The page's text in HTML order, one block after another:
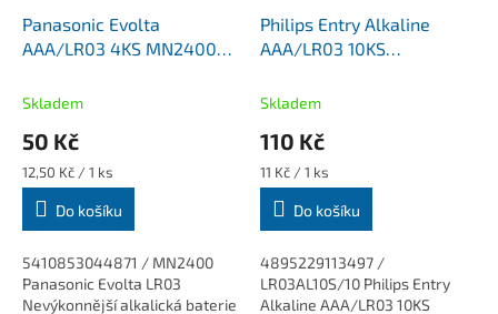
Panasonic Evolta
AAA/LR03 4KS MN2400
baterie
Skladem
50 Kč
Měrná
cena:
12,50 Kč / 1 ks
Do košíku
5410853044871 / MN2400
Panasonic Evolta LR03
Nevýkonnější alkalická baterie
Philips Entry Alkaline
AAA/LR03 10KS
mikrotužková alkalická
Skladem
110 Kč
Měrná
cena:
11 Kč / 1 ks
Do košíku
4895229113497 /
LR03AL10S/10 Philips Entry
Alkaline AAA/LR03 10KS